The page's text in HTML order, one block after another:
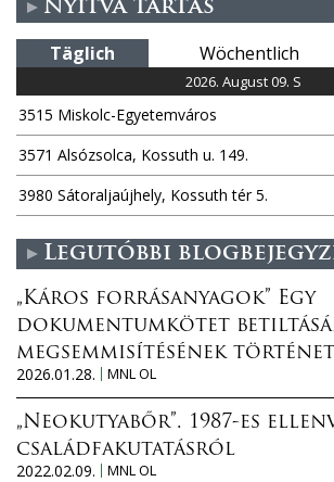
Nyitva tartás
Täglich Wöchentlich
2026. August 09. S
3515 Miskolc-Egyetemváros
3571 Alsózsolca, Kossuth u. 149.
3980 Sátoraljaújhely, Kossuth tér 5.
Legutóbbi
„Káros forrásanyagok” Egy
dokumentumkötet
megsemmisítésének
2026.01.28.
MNL OL
„Neokutyabőr”. 1987-es
családfakutatásról
2022.02.09.
MNL OL